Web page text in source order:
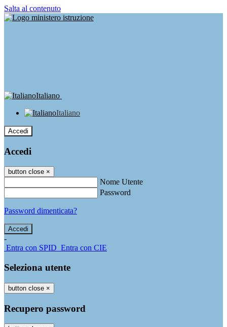
Salta al contenuto
Italiano
Italiano
Accedi
Accedi
button close ×
Nome Utente
Password
Password dimenticata?
-
Entra con SPID Entra con CIE
Seleziona utente
button close ×
Recupero password